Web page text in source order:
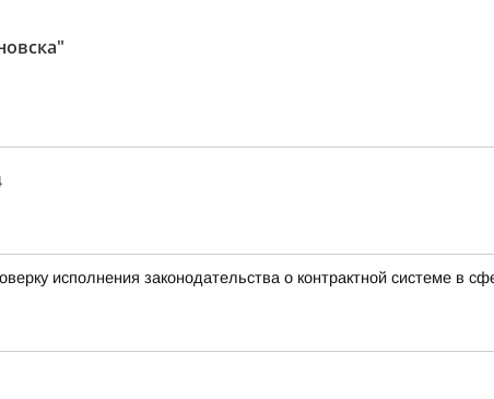
исполнения законодательства о контрактной системе в